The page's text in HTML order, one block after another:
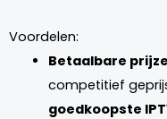
Voordelen:
Betaalbare
competitief
goedkoopste